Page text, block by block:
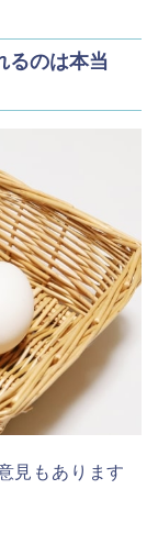
るのは本当
見もあります